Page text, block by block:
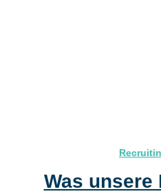
Was unsere